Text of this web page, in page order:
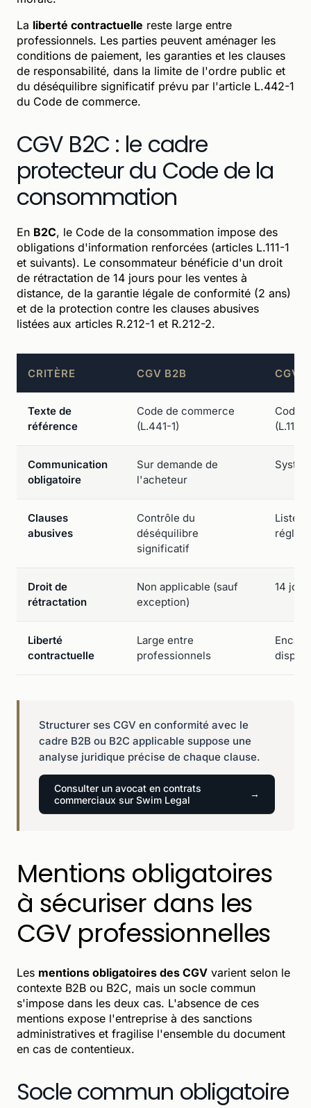
La liberté contractuelle reste large entre
professionnels. Les parties peuvent aménager les
conditions de paiement, les garanties et les clauses
de responsabilité, dans la limite de l'ordre public et
du déséquilibre significatif prévu par l'article L.442-1
du Code de commerce.
CGV B2C : le cadre
protecteur du Code de la
consommation
En B2C, le Code de la consommation impose des
obligations d'information renforcées (articles L.111-1
et suivants). Le consommateur bénéficie d'un droit
de rétractation de 14 jours pour les ventes à
distance, de la garantie légale de conformité (2 ans)
et de la protection contre les clauses abusives
listées aux articles R.212-1 et R.212-2.
CRITÈRE CGV B2B CGV
Texte de
référence
Code de commerce
(L.441-1)
Code
(L.111-
Communication
obligatoire
Sur demande de
l'acheteur
Clauses
abusives
Contrôle du
déséquilibre
significatif
Liste
Droit de
rétractation
Non applicable (sauf
exception)
14
Liberté
contractuelle
Large entre
professionnels
Structurer ses CGV en conformité avec le
cadre B2B ou B2C applicable suppose une
analyse juridique précise de chaque clause.
Consulter un avocat en contrats
commerciaux sur Swim Legal
Mentions obligatoires
à sécuriser dans les
CGV professionnelles
Les mentions obligatoires des CGV varient selon le
contexte B2B ou B2C, mais un socle commun
s'impose dans les deux cas. L'absence de ces
mentions expose l'entreprise à des sanctions
administratives et fragilise l'ensemble du document
en cas de contentieux.
Socle commun obligatoire